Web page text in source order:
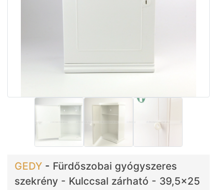
GEDY - Fürdőszobai gyógyszeres
szekrény - Kulccsal zárható - 39,5x25